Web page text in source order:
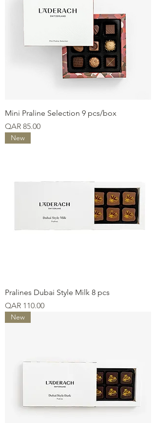
Mini Praline Selection 9 pcs/box
Price
QAR 85.00
New
Pralines Dubai Style Milk 8 pcs
Price
QAR 110.00
New